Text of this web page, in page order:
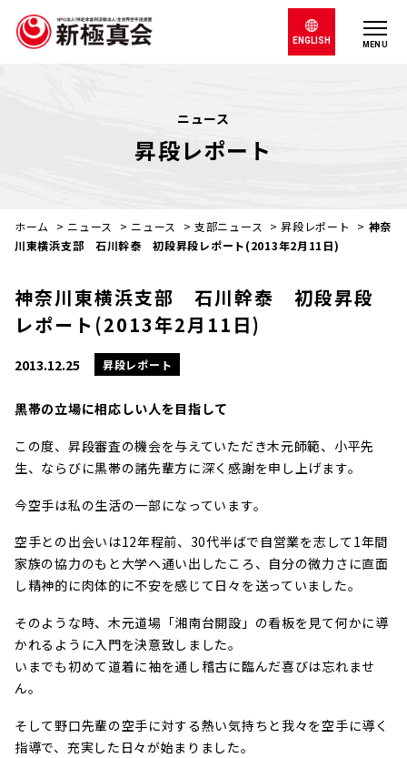
MENU
ENGLISH
ニュース
昇段レポート
ホーム > ニュース > ニュース >支部ニュース >昇段レポート > 神奈
川東横浜支部 石川幹泰 初段昇段レポート(2013年2月11日)
神奈川東横浜支部 石川幹泰 初段昇段
レポート(2013年2月11日)
2013.12.25 昇段レポート
黒帯の立場に相応しい人を目指して
この度、昇段審査の機会を与えていただき木元師範、小平先
生、ならびに黒帯の諸先輩方に深く感謝を申し上げます。
今空手は私の生活の一部になっています。
空手との出会いは12年程前、30代半ばで自営業を志して1年間
家族の協力のもと大学へ通い出したころ、自分の微力さに直面
し精神的に肉体的に不安を感じて日々を送っていました。
そのような時、木元道場「湘南台開設」の看板を見て何かに導
かれるように入門を決意致しました。
いまでも初めて道着に袖を通し稽古に臨んだ喜びは忘れませ
ん。
そして野口先輩の空手に対する熱い気持ちと我々を空手に導く
指導で、充実した日々が始まりました。